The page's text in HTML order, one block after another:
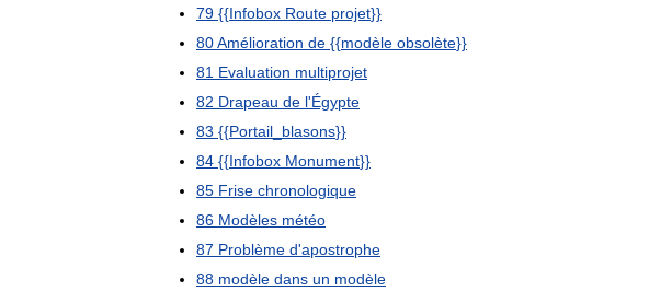
79 {{Infobox Route projet}}
80Amélioration de {{modèle obsolète}}
81 Evaluation multiprojet
82 Drapeau de l'Égypte
83 {{Portail blasons}}
84 {{Infobox Monument}}
85 Frise chronologique
86 Modèles météo
87 Problème d'apostrophe
88 modèle dans un modèle